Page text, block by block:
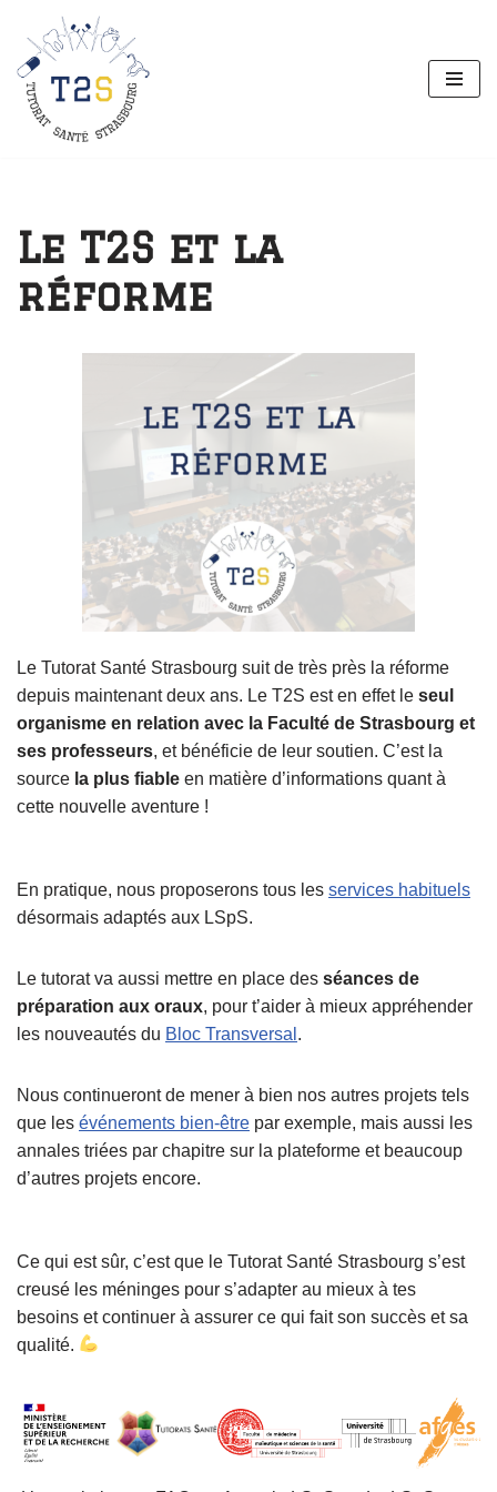
Aller
au
contenu
Le T2S et la
réforme
Le Tutorat Santé Strasbourg suit de très près la réforme
depuis maintenant deux ans. Le T2S est en effet le seul
organisme en relation avec la Faculté de Strasbourg et
ses professeurs, et bénéficie de leur soutien. C’est la
source la plus fiable en matière d’informations quant à
cette nouvelle aventure !
En pratique, nous proposerons tous les services habituels
désormais adaptés aux LSpS.
Le tutorat va aussi mettre en place des séances de
préparation aux oraux, pour t’aider à mieux appréhender
les nouveautés du Bloc Transversal .
Nous continueront de mener à bien nos autres projets tels
que les événements bien-être par exemple, mais aussi les
annales triées par chapitre sur la plateforme et beaucoup
d’autres projets encore.
Ce qui est sûr, c’est que le Tutorat Santé Strasbourg s’est
creusé les méninges pour s’adapter au mieux à tes
besoins et continuer à assurer ce qui fait son succès et sa
qualité.